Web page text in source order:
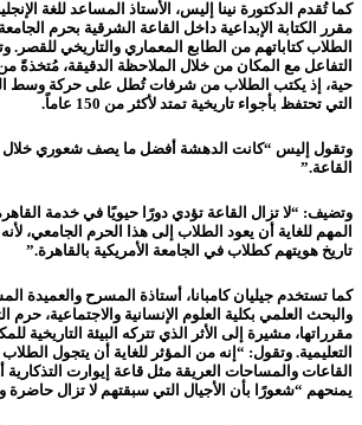
كما تُقدم الدكتورة نينا إليس، الأستاذ المساعد للغة
مقرر الكتابة الإبداعية داخل القاعة الشرقية بحرم
الطلاب كتاباتهم من الطابع المعماري والتاريخي للقصر.
التفاعل مع المكان من خلال الملاحظة الدقيقة، مُتخذةً من
حية، إذ يكتب الطلاب من شرفات تُطل على حركة وسط
التي تحتفظ بأجواء تاريخية تمتد لأكثر من 150 عاماً.
وتقول إليس “كانت الدهشة أفضل ما يصف شعوري خلال
القاعة.”
وتضيف: “لا تزال القاعة تؤدي دورًا حيويًا في خدمة
المهم للغاية أن يعود الطلاب إلى هذا الحرم الجامعي،
تاريخ هويتهم كطلاب في الجامعة الأمريكية بالقاهرة.”
كما تستخدم جيليان كامبانا، أستاذة المسرح والعميدة
والبحث العلمي بكلية العلوم الإنسانية والاجتماعية،
مقرراتها، مشيرة إلى الأثر الذي تتركه البيئة التاريخية
التعليمية. وتقول: “إنه من المؤثر للغاية أن يتجول
القاعات والمساحات العريقة مثل قاعة إيوارت التذكارية
يمنحهم “شعورًا بأن الأجيال التي سبقتهم لا تزال حاضرة